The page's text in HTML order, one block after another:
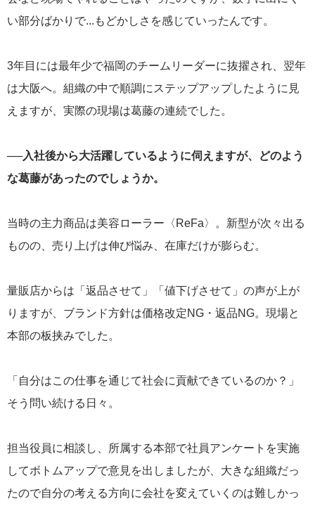
い部分ばかりで...もどかしさを感じていったんです。
3年目には最年少で福岡のチームリーダーに抜擢され、翌年
は大阪へ。組織の中で順調にステップアップしたように見
えますが、実際の現場は葛藤の連続でした。
──入社後から大活躍しているように伺えますが、どのよう
な葛藤があったのでしょうか。
当時の主力商品は美容ローラー〈ReFa〉。新型が次々出る
ものの、売り上げは伸び悩み、在庫だけが膨らむ。
量販店からは「返品させて」「値下げさせて」の声が上が
りますが、ブランド方針は価格改定NG・返品NG。現場と
本部の板挟みでした。
「自分はこの仕事を通じて社会に貢献できているのか？」
そう問い続ける日々。
担当役員に相談し、所属する本部で社員アンケートを実施
してボトムアップで意見を出しましたが、大きな組織だっ
たので自分の考える方向に会社を変えていくのは難しかっ